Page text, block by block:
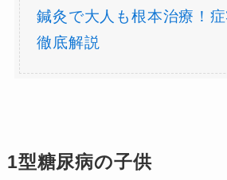
鍼灸で大人も根本治療！
徹底解説
1型糖尿病の子供